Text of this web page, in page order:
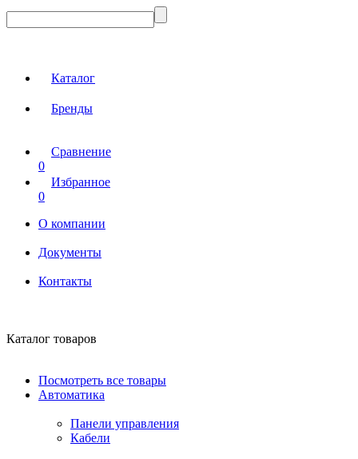
Каталог
Бренды
Сравнение
0
Избранное
0
О компании
Документы
Контакты
Каталог товаров
Посмотреть все товары
Автоматика
Панели управления
Кабели